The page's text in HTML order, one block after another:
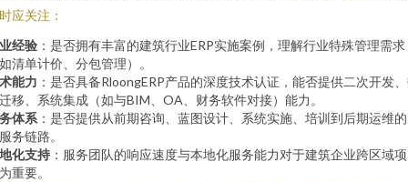
应关注：
经验 ：是否拥有丰富的建筑行业ERP实施案例，理解行业特殊管理需求
清单计价、分包管理）。
能力 ：是否具备RloongERP产品的深度技术认证，能否提供二次开发
移、系统集成（如与BIM、OA、财务软件对接）能力。
体系 ：是否提供从前期咨询、蓝图设计、系统实施、培训到后期运维
务链路。
化支持 ：服务团队的响应速度与本地化服务能力对于建筑企业跨区域
重要。